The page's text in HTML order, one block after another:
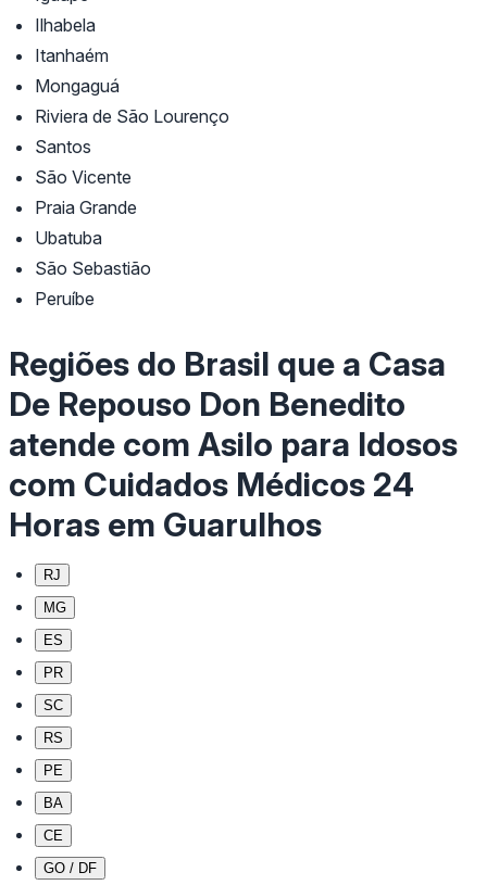
Ilhabela
Itanhaém
Mongaguá
Riviera de São Lourenço
Santos
São Vicente
Praia Grande
Ubatuba
São Sebastião
Peruíbe
Regiões do Brasil que a Casa
De Repouso Don Benedito
atende com Asilo para Idosos
com Cuidados Médicos 24
Horas em Guarulhos
RJ
MG
ES
PR
SC
RS
PE
BA
CE
GO / DF